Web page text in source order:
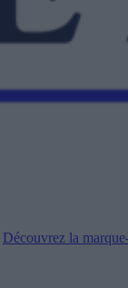
Découvrez la